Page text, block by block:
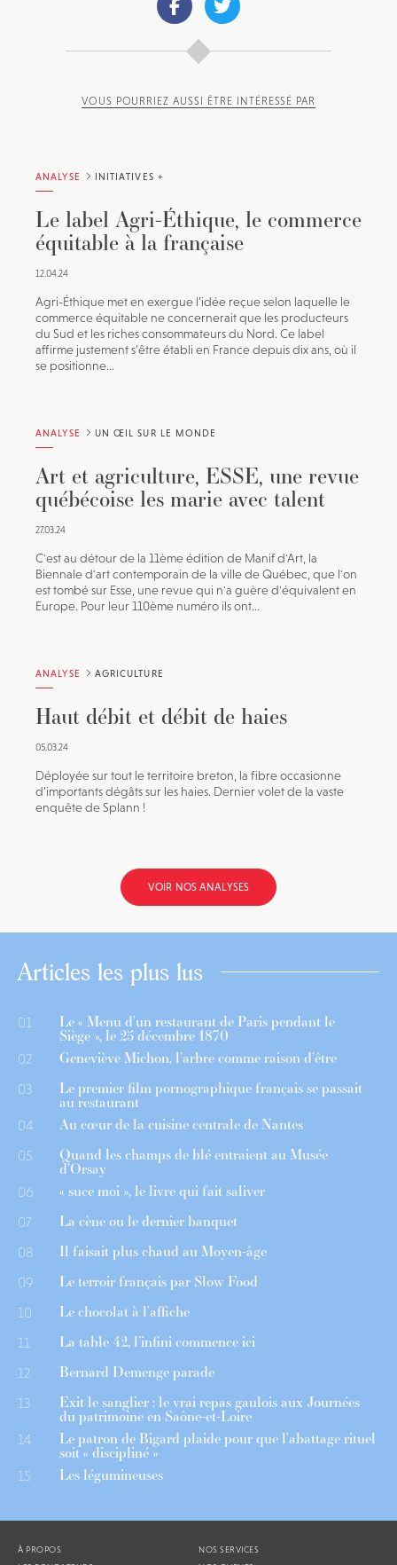
VOUS POURRIEZ AUSSI ÊTRE INTÉRESSÉ PAR
ANALYSE INITIATIVES +
Le label Agri-Éthique, le commerce
équitable à la française
12.04.24
Agri-Éthique met en exergue l’idée reçue selon laquelle le
commerce équitable ne concernerait que les producteurs
du Sud et les riches consommateurs du Nord. Ce label
affirme justement s’être établi en France depuis dix ans, où il
se positionne...
ANALYSE UN ŒIL SUR LE MONDE
Art et agriculture, ESSE, une revue
québécoise les marie avec talent
27.03.24
C'est au détour de la 11ème édition de Manif d'Art, la
Biennale d'art contemporain de la ville de Québec, que l'on
est tombé sur Esse, une revue qui n'a guère d'équivalent en
Europe. Pour leur 110ème numéro ils ont...
ANALYSE AGRICULTURE
Haut débit et débit de haies
05.03.24
Déployée sur tout le territoire breton, la fibre occasionne
d’importants dégâts sur les haies. Dernier volet de la vaste
enquête de Splann !
VOIR NOS ANALYSES
Articles les plus lus
01 Le « Menu d’un restaurant de Paris pendant le
Siège », le 25 décembre 1870
02 Geneviève Michon, l’arbre comme raison d’être
03 Le premier film pornographique français se passait
au restaurant
04 Au cœur de la cuisine centrale de Nantes
05 Quand les champs de blé entraient au Musée
d’Orsay
06 « suce moi », le livre qui fait saliver
07 La cène ou le dernier banquet
08 Il faisait plus chaud au Moyen-âge
09 Le terroir français par Slow Food
10 Le chocolat à l’affiche
11 La table 42, l’infini commence ici
12 Bernard Demenge parade
13 Exit le sanglier : le vrai repas gaulois aux Journées
du patrimoine en Saône-et-Loire
14 Le patron de Bigard plaide pour que l’abattage rituel
soit « discipliné »
15 Les légumineuses
À PROPOS
NOS SERVICES